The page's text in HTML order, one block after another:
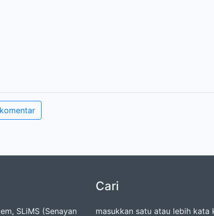
SLiMS (Senayan
Cari
masukkan satu atau lebih kata